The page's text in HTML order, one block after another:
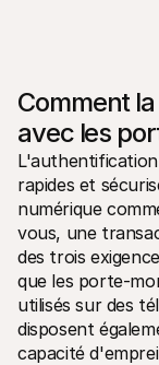
Comment
avec les
rapides et
numérique
vous, une
des trois
que les porte-
utilisés sur des
disposent
capacité